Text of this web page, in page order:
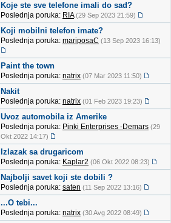
Koje ste sve telefone imali do sad?
Poslednja poruka: RIA (29 Sep 2023 21:59)
Koji mobilni telefon imate?
Poslednja poruka: mariposaC (13 Sep 2023 16:13)
Paint the town
Poslednja poruka: natrix (07 Mar 2023 11:50)
Nakit
Poslednja poruka: natrix (01 Feb 2023 19:23)
Uvoz automobila iz Amerike
Poslednja poruka: Pinki Enterprises -Demars (29
Okt 2022 14:17)
Izlazak sa drugaricom
Poslednja poruka: Kaplar2 (06 Okt 2022 08:23)
Najbolji savet koji ste dobili ?
Poslednja poruka: saten (11 Sep 2022 13:16)
...O tebi...
Poslednja poruka: natrix (30 Avg 2022 08:49)